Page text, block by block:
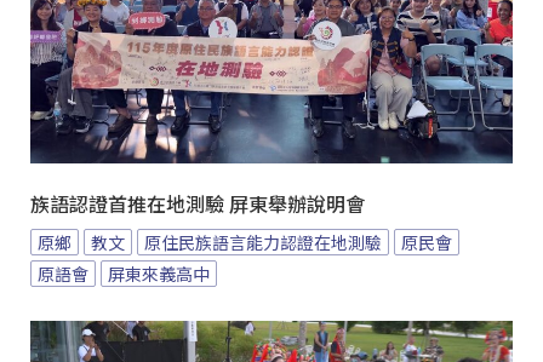
族語認證首推在地測驗 屏東舉辦說明會
原鄉 教文 原住民族語言能力認證在地測驗
原民會
原語會
屏東來義高中